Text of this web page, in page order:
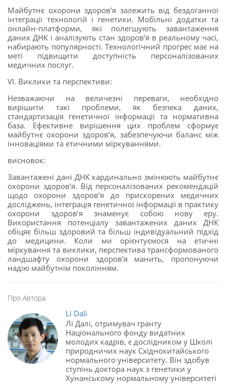
Майбутнє охорони здоров’я залежить від бездоганної
інтеграції технологій і генетики. Мобільні додатки та
онлайн-платформи, які полегшують завантаження
даних ДНК і аналізують стан здоров’я в реальному часі,
набирають популярності. Технологічний прогрес має на
меті підвищити доступність персоналізованих
медичних послуг.
VI. Виклики та перспективи:
Незважаючи на величезні переваги, необхідно
вирішити такі проблеми, як безпека даних,
стандартизація генетичної інформації та нормативна
база. Ефективне вирішення цих проблем сформує
майбутнє охорони здоров’я, забезпечуючи баланс між
інноваціями та етичними міркуваннями.
висновок:
Завантажені дані ДНК кардинально змінюють майбутнє
охорони здоров’я. Від персоналізованих рекомендацій
щодо охорони здоров’я до прискорених медичних
досліджень, інтеграція генетичної інформації в практику
охорони здоров’я знаменує собою нову еру.
Використання потенціалу завантажених даних ДНК
обіцяє більш здоровий та більш індивідуальний підхід
до медицини. Коли ми орієнтуємося на етичні
міркування та виклики, перспектива трансформованого
ландшафту охорони здоров’я манить, пропонуючи
надію майбутнім поколінням.
Про Автора
Li Dali
Лі Далі, отримувач гранту
Національного фонду видатних
молодих кадрів, є дослідником у Школі
природничих наук Східнокитайського
нормального університету. Він здобув
ступінь доктора наук з генетики у
Хунанському нормальному університеті